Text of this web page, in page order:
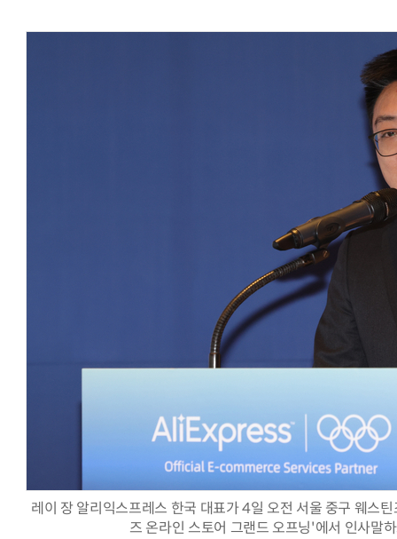
레이 장 알리익스프레스 한국 대표가 4일 오전 서울 중구 웨스
즈 온라인 스토어 그랜드 오프닝'에서 인사말하